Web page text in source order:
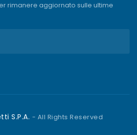
rimanere aggiornato sulle ultime
S.P.A. - All Rights Reserved